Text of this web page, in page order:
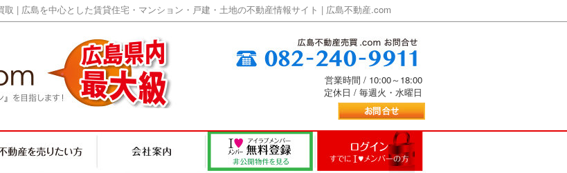
| 広島を中心とした賃貸住宅・マンション・戸建・土地の不動産情報サイト | 広島不動産.com
営業時間 / 10:00～18:00
定休日 / 毎週火・水曜日